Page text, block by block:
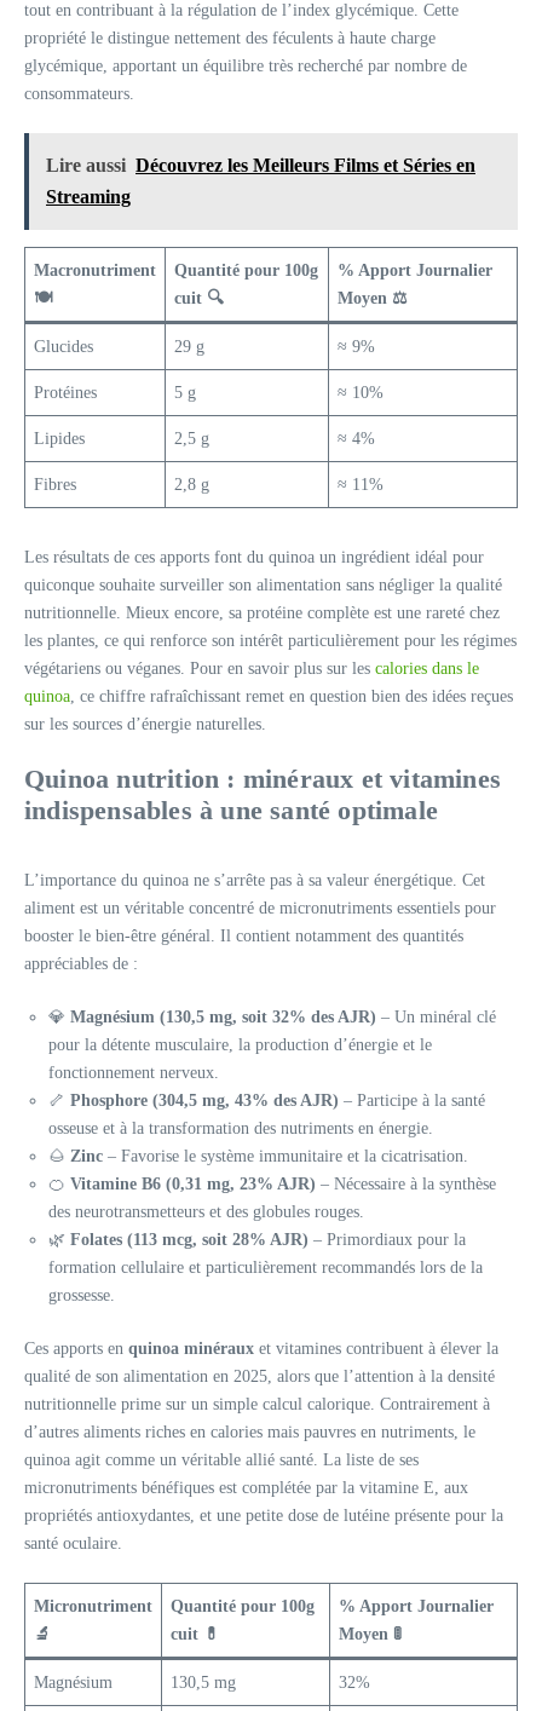
tout en contribuant à la régulation de l’index glycémique. Cette
propriété le distingue nettement des féculents à haute charge
glycémique, apportant un équilibre très recherché par nombre de
consommateurs.
Lire aussi Découvrez les Meilleurs Films et Séries en
Streaming
Macronutriment
🍽️
Quantité pour 100g
cuit 🔍
% Apport Journalier
Moyen ⚖️
Glucides 29 g ≈ 9%
Protéines 5 g ≈ 10%
Lipides 2,5 g ≈ 4%
Fibres 2,8 g ≈ 11%
Les résultats de ces apports font du quinoa un ingrédient idéal pour
quiconque souhaite surveiller son alimentation sans négliger la qualité
nutritionnelle. Mieux encore, sa protéine complète est une rareté chez
les plantes, ce qui renforce son intérêt particulièrement pour les régimes
végétariens ou véganes. Pour en savoir plus sur les calories dans le
quinoa, ce chiffre rafraîchissant remet en question bien des idées reçues
sur les sources d’énergie naturelles.
Quinoa nutrition : minéraux et vitamines
indispensables à une santé optimale
L’importance du quinoa ne s’arrête pas à sa valeur énergétique. Cet
aliment est un véritable concentré de micronutriments essentiels pour
booster le bien-être général. Il contient notamment des quantités
appréciables de :
💎 Magnésium (130,5 mg, soit 32% des AJR) – Un minéral clé
pour la détente musculaire, la production d’énergie et le
fonctionnement nerveux.
🦴 Phosphore (304,5 mg, 43% des AJR) – Participe à la santé
osseuse et à la transformation des nutriments en énergie.
🌰 Zinc – Favorise le système immunitaire et la cicatrisation.
🍊 Vitamine B6 (0,31 mg, 23% AJR) – Nécessaire à la synthèse
des neurotransmetteurs et des globules rouges.
🌿 Folates (113 mcg, soit 28% AJR) – Primordiaux pour la
formation cellulaire et particulièrement recommandés lors de la
grossesse.
Ces apports en quinoa minéraux et vitamines contribuent à élever la
qualité de son alimentation en 2025, alors que l’attention à la densité
nutritionnelle prime sur un simple calcul calorique. Contrairement à
d’autres aliments riches en calories mais pauvres en nutriments, le
quinoa agit comme un véritable allié santé. La liste de ses
micronutriments bénéfiques est complétée par la vitamine E, aux
propriétés antioxydantes, et une petite dose de lutéine présente pour la
santé oculaire.
Micronutriment
🔬
Quantité pour 100g
cuit 💊
% Apport Journalier
Moyen 🚦
Magnésium 130,5 mg 32%